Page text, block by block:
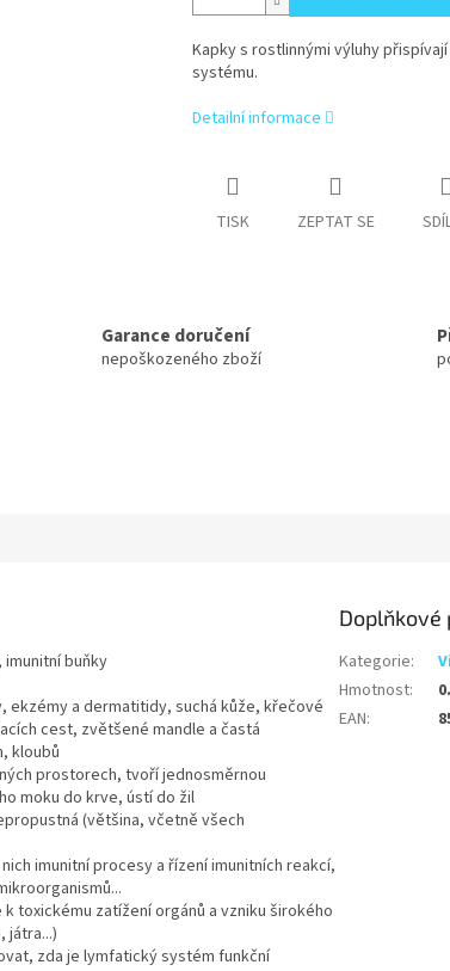
Kapky s rostlinnými výluhy
systému.
Detailní informace
TISK ZEPTAT SE
Garance doručení
nepoškozeného zboží
buňky
ekzémy a dermatitidy, suchá kůže, křečové
cest, zvětšené mandle a častá
kloubů
prostorech, tvoří jednosměrnou
moku do krve, ústí do žil
(většina, včetně všech
imunitní procesy a řízení imunitních reakcí,
toxickému zatížení orgánů a vzniku širokého
játra...)
zda je lymfatický systém funkční
Kategorie:
Hmotnost:
EAN: